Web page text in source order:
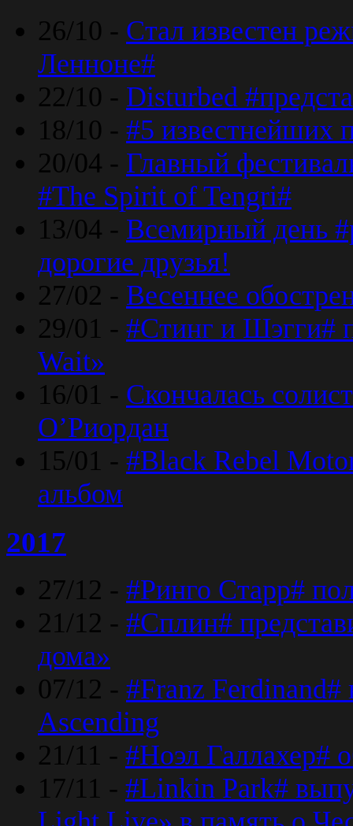
26/10 - Стал известен
Ленноне#
22/10 - Disturbed
18/10 - #5 известнейших
20/04 - Главный
#The Spirit of Tengri#
13/04 - Всемирный день
дорогие друзья!
27/02 - Весеннее
29/01 - #Стинг и Шэгги#
Wait»
16/01 - Скончалась
O’Риордан
15/01 - #Black Rebel
альбом
2017
27/12 - #Ринго Старр#
21/12 - #Сплин#
дома»
07/12 - #Franz
Ascending
21/11 - #Ноэл Галлахер#
17/11 - #Linkin Park#